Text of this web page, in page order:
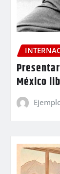
México